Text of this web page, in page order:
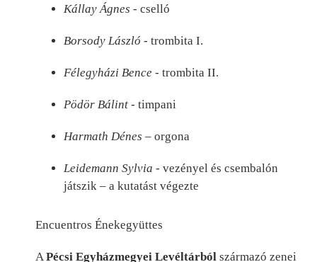
Kállay Ágnes - cselló
Borsody László - trombita I.
Félegyházi Bence - trombita II.
Pödör Bálint - timpani
Harmath Dénes – orgona
Leidemann Sylvia - vezényel és csembalón
játszik – a kutatást végezte
Encuentros Énekegyüttes
A Pécsi Egyházmegyei Levéltárból származó zenei